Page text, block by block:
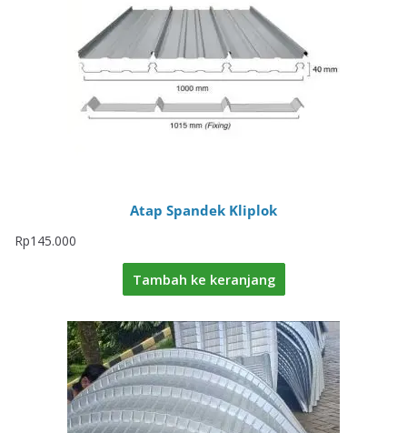
Atap Spandek Kliplok
Rp145.000
Tambah ke keranjang